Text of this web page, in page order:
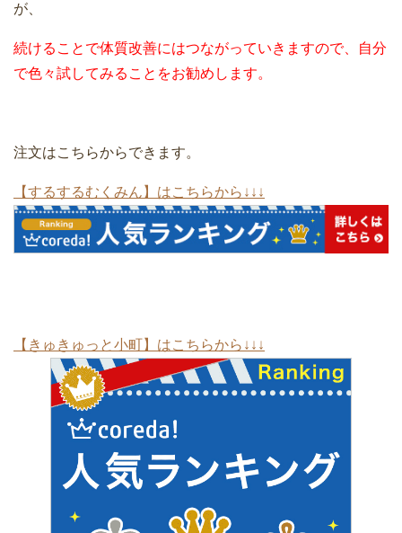
が、
続けることで体質改善にはつながっていきますので、自分
で色々試してみることをお勧めします。
注文はこちらからできます。
【するするむくみん】はこちらから↓↓↓
【きゅきゅっと小町】はこちらから↓↓↓